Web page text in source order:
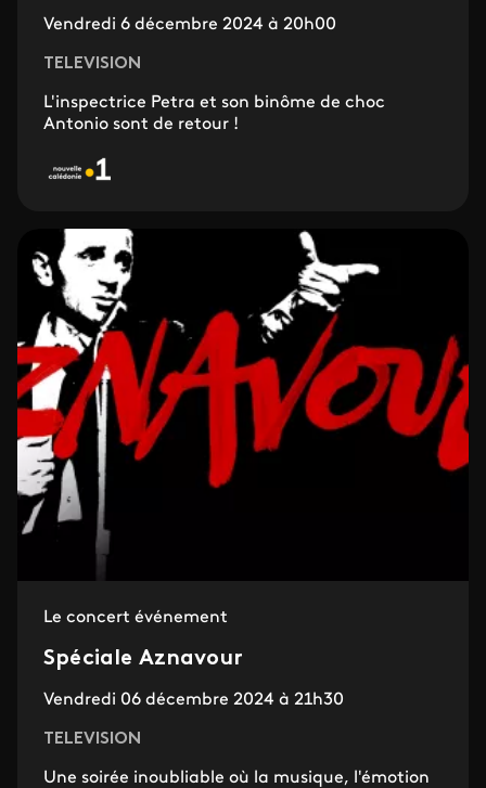
Vendredi 6 décembre 2024 à 20h00
TELEVISION
L'inspectrice Petra et son binôme de choc
Antonio sont de retour !
Le concert événement
Spéciale Aznavour
Vendredi 06 décembre 2024 à 21h30
TELEVISION
Une soirée inoubliable où la musique, l'émotion